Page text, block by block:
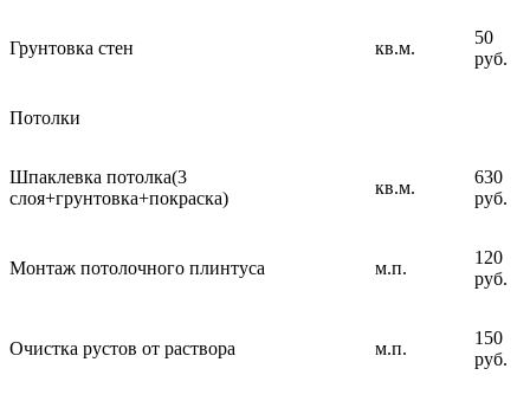
Грунтовка стен кв.м.
50
руб.
Потолки
Шпаклевка потолка(3
слоя+грунтовка+покраска)
кв.м.
630
руб.
Монтаж потолочного плинтуса м.п.
120
руб.
Очистка рустов от раствора м.п.
150
руб.